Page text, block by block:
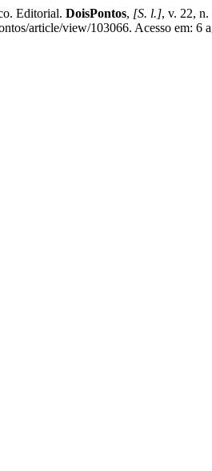
Editorial. DoisPontos, [S. l.], v. 22,
article/view/103066. Acesso em: 6